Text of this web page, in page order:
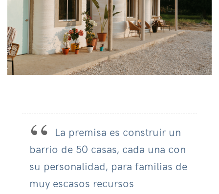
La premisa es construir un
barrio de 50 casas, cada una con
su personalidad, para familias de
muy escasos recursos